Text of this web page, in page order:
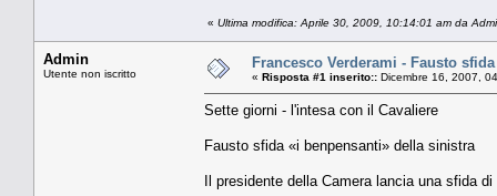
« Ultima modifica: Aprile 30, 2009, 10:14:01 am da
Admin
Utente non iscritto
Francesco Verderami - Fausto
« Risposta #1 inserito:: Dicembre 16, 2007,
Sette giorni - l'intesa con il Cavaliere
Fausto sfida «i benpensanti» della sinistra
Il presidente della Camera lancia una sfida